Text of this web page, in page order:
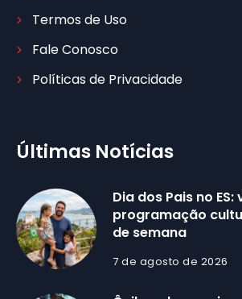
Termos de Uso
Fale Conosco
Políticas de Privacidade
Últimas Notícias
Dia dos Pais no
programação
de semana
7 de agosto de 2026